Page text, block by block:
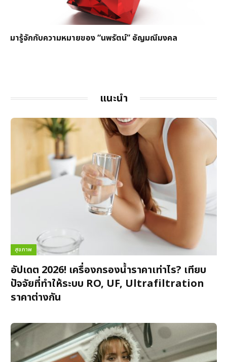
มารู้จักกับความหมายของ “นพรัตน์” อัญมณีมงคล
แนะนำ
สุขภาพ
อัปเดต 2026! เครื่องกรองน้ำราคาเท่าไร? เทียบ
ปัจจัยที่ทำให้ระบบ RO, UF, Ultrafiltration
ราคาต่างกัน